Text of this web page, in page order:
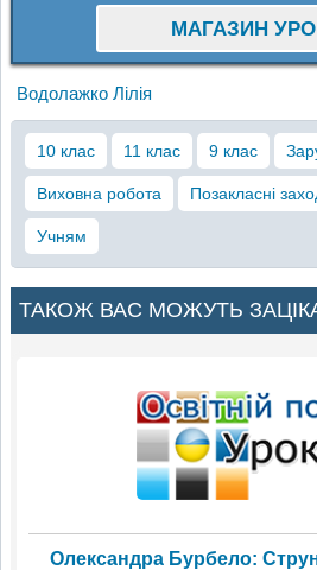
МАГАЗИН
Водолажко Лілія
10 клас 11 клас 9 клас
Виховна робота Позакласні
Учням
ТАКОЖ ВАС МОЖУТЬ
Олександра Бурбело: